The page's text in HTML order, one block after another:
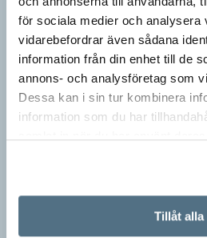
för sociala medier och analysera
vidarebefordrar även sådana
information från din enhet till de
annons- och analysföretag som
Dessa kan i sin tur kombinera
information som du har
Tillåt alla